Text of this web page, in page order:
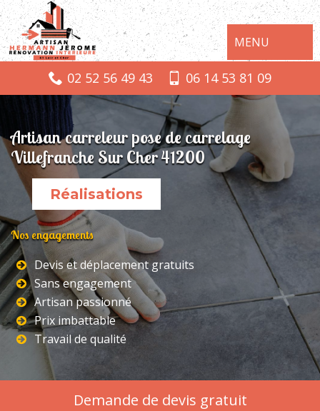
MENU
02 52 56 49 43 06 14 53 81 09
Artisan carreleur pose de carrelage
Villefranche Sur Cher 41200
Réalisations
Nos engagements
Devis et déplacement gratuits
Sans engagement
Artisan passionné
Prix imbattable
Travail de qualité
Demande de devis gratuit